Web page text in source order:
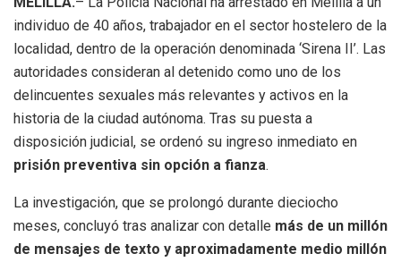
individuo de 40 años, trabajador en el sector hostelero de la
localidad, dentro de la operación denominada ‘Sirena II’. Las
autoridades consideran al detenido como uno de los
delincuentes sexuales más relevantes y activos en la
historia de la ciudad autónoma. Tras su puesta a
disposición judicial, se ordenó su ingreso inmediato en
prisión preventiva sin opción a fianza.
La investigación, que se prolongó durante dieciocho
meses, concluyó tras analizar con detalle más de un millón
de mensajes de texto y aproximadamente medio millón